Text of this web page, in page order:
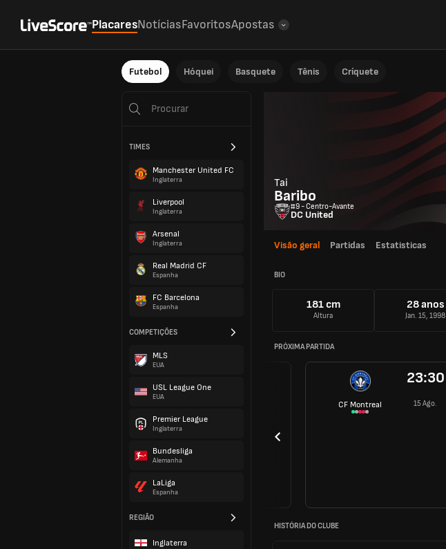
PlacaresNotíciasFavoritosApostas
Futebol Hóquei Basquete Tênis Críquete
TIMES
Manchester United FC
Inglaterra
Liverpool
Inglaterra
Arsenal
Inglaterra
Real Madrid CF
Espanha
FC Barcelona
Espanha
COMPETIÇÕES
MLS
EUA
USL League One
EUA
Premier League
Inglaterra
Bundesliga
Alemanha
LaLiga
Espanha
REGIÃO
Inglaterra
Tai
Baribo
#9 - Centro-Avante
DC United
Visão geral Partidas Estatisticas
BIO
181 cm
Altura
28 anos
Jan. 15, 1998
PRÓXIMA PARTIDA
CF Montreal
23:30
15 Ago.
HISTÓRIA DO CLUBE